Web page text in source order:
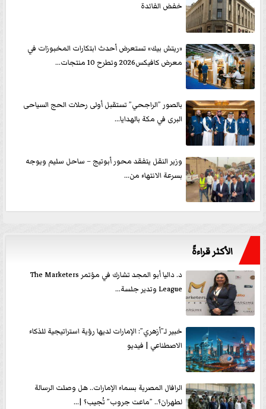
خفض الفائدة
«ريتش بيك» تستعرض أحدث ابتكارات المخبوزات في
معرض كافيكس2026 وتطرح 10 منتجات...
بالصور ”الراجحي” تستقبل أولى رحلات الحج السياحى
البرى في مكة بالهدايا...
وزير النقل يتفقد محور أبوتيج – ساحل سليم ويوجه
بسرعة الانتهاء من...
الأكثر قراءةً
د. داليا أبو المجد تشارك في مؤتمر The Marketers
League وتدير جلسة...
خبير لـ”أزهري”: الإمارات لديها رؤية استراتيجية للذكاء
الاصطناعي | فيديو
الرافال المصرية بسماء الإمارات.. هل وصلت الرسالة
لطهران؟.. ”ماعت جروب” تُجيب؟ |...